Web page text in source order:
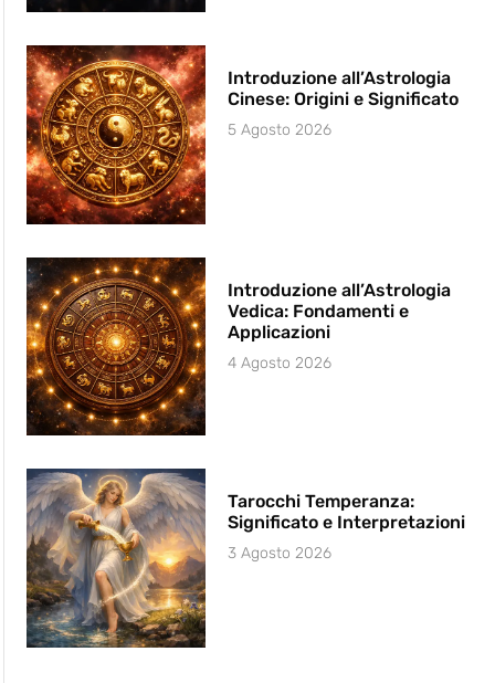
Introduzione all’Astrologia
Cinese: Origini e Significato
5 Agosto 2026
Introduzione all’Astrologia
Vedica: Fondamenti e
Applicazioni
4 Agosto 2026
Tarocchi Temperanza:
Significato e Interpretazioni
3 Agosto 2026